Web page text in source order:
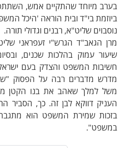
מיוחד שהתקיים אמש, השתתפו
בי"ד ובית הוראה 'היכל
שליט"א, רבנים וגדולי תורה.
הגאב"ד הגרש"י זעפראני
עמוק בהלכות שכנים, ובסיום
המשפט והצדק בעם ישראל.
מדברים רבה על הפסוק
למלך שאהב את בנו הקטן מכל
דווקא לבן זה. כך, הסביר
שמירת המשפט הוא מתגבה,